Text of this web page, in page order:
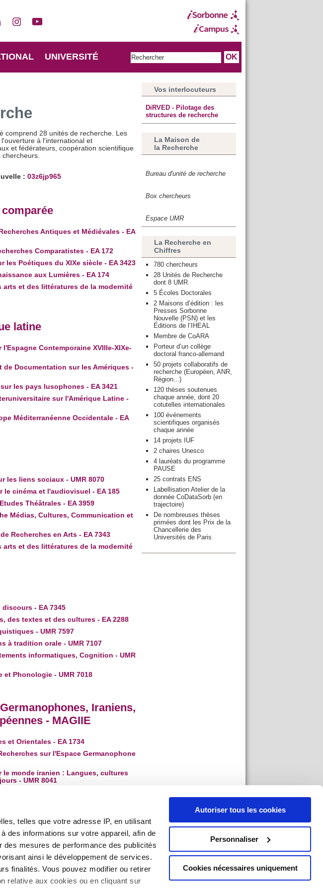
telles que votre adresse IP, en utilisant
des informations sur votre appareil, afin de
mesures de performance des publicités
ainsi le développement de services.
finalités. Vous pouvez modifier ou retirer
relative aux cookies ou en cliquant sur
Autoriser tous les cookies
Personnaliser
Cookies nécessaires uniquement
UNIVERSITÉ
comprend 28 unités de recherche. Les
à l'international et
et fédérateurs, coopération scientifique
chercheurs.
: 03z6jp965
Antiques et Médiévales - EA
Comparatistes - EA 172
les Poétiques du XIXe siècle - EA 3423
aux Lumières - EA 174
arts et des littératures de la modernité
latine
Contemporaine XVIIIe-XIXe-
de Documentation sur les Amériques -
les pays lusophones - EA 3421
sur l'Amérique Latine -
Méditerranéenne Occidentale - EA
les liens sociaux - UMR 8070
le cinéma et l'audiovisuel - EA 185
Théâtrales - EA 3959
Médias, Cultures, Communication et
Recherches en Arts - EA 7343
arts et des littératures de la modernité
discours - EA 7345
des textes et des cultures - EA 2288
- UMR 7597
à tradition orale - UMR 7107
informatiques, Cognition - UMR
et Phonologie - UMR 7018
Iraniens,
- MAGIIE
et Orientales - EA 1734
sur l'Espace Germanophone
le monde iranien : Langues, cultures
- UMR 8041
indiennes - EA 2120
et Cultures du Monde Anglophone -
Vos interlocuteurs
DiRVED - Pilotage des
structures de recherche
La Maison de
la Recherche
Bureau d'unité de recherche
Box chercheurs
Espace UMR
La Recherche en
Chiffres
780 chercheurs
28 Unités de Recherche
dont 8 UMR
5 Écoles Doctorales
2 Maisons d’édition : les
Presses Sorbonne
Nouvelle (PSN) et les
Éditions de l’IHEAL
Membre de CoARA
Porteur d’un collège
doctoral franco-allemand
50 projets collaboratifs de
recherche (Européen, ANR,
Région...)
120 thèses soutenues
chaque année, dont 20
cotutelles internationales
100 événements
scientifiques organisés
chaque année
14 projets IUF
2 chaires Unesco
4 lauréats du programme
PAUSE
25 contrats ENS
Labellisation Atelier de la
donnée CoDataSorb (en
trajectoire)
De nombreuses thèses
primées dont les Prix de la
Chancellerie des
Universités de Paris